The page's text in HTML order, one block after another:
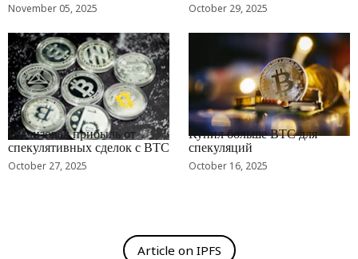
November 05, 2025
October 29, 2025
RRCNEWS_RU
Реализовал прибыль от
спекулятивных сделок с BTC
October 27, 2025
RRCNEWS_RU
Купил больше BTC для
спекуляций
October 16, 2025
Article on IPFS